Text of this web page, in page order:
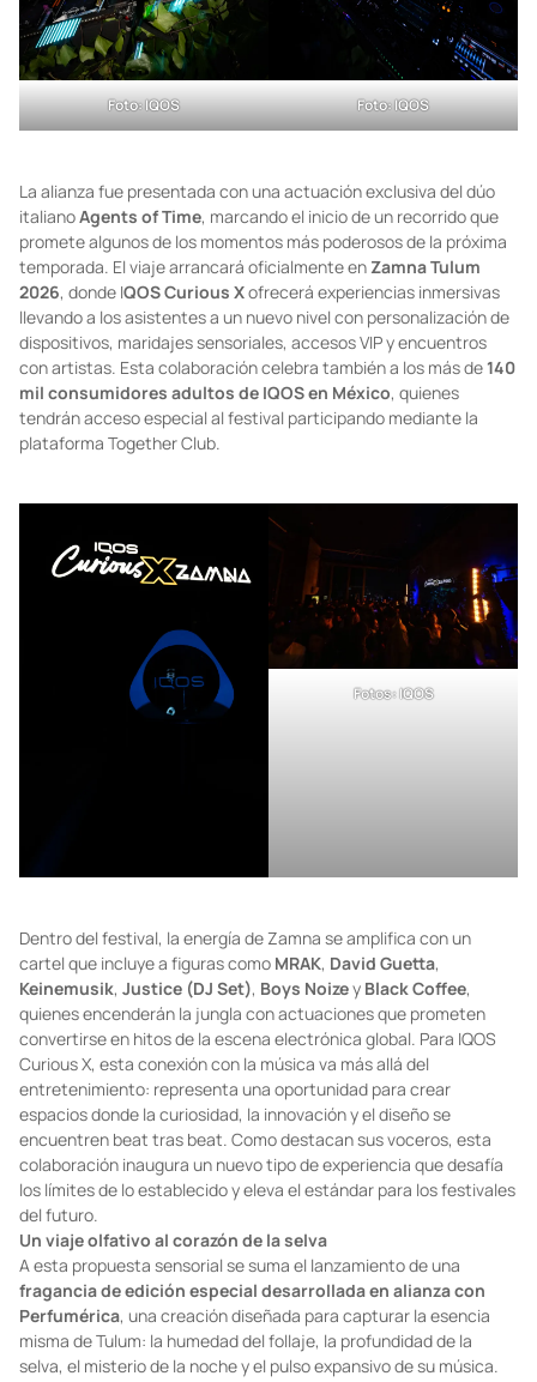
Foto: IQOS Foto: IQOS
La alianza fue presentada con una actuación exclusiva del dúo
italianoAgents of Time, marcando el inicio de un recorrido que
promete algunos de los momentos más poderosos de la próxima
temporada. El viaje arrancará oficialmente en Zamna Tulum
2026, donde IQOS Curious Xofrecerá experiencias inmersivas
llevando a los asistentes a un nuevo nivel con personalización de
dispositivos, maridajes sensoriales, accesos VIP y encuentros
con artistas. Esta colaboración celebra también a los más de140
mil consumidores adultos de IQOS en México, quienes
tendrán acceso especial al festival participando mediante la
plataforma Together Club.
Fotos: IQOS
Dentro del festival, la energía de Zamna se amplifica con un
cartel que incluye a figuras como MRAK, David Guetta,
Keinemusik, Justice (DJ Set), Boys Noizey Black Coffee,
quienes encenderán la jungla con actuaciones que prometen
convertirse en hitos de la escena electrónica global. Para IQOS
Curious X, esta conexión con la música va más allá del
entretenimiento: representa una oportunidad para crear
espacios donde la curiosidad, la innovación y el diseño se
encuentren beat tras beat. Como destacan sus voceros, esta
colaboración inaugura un nuevo tipo de experiencia que desafía
los límites de lo establecido y eleva el estándar para los festivales
del futuro.
Un viaje olfativo al corazón de la selva
A esta propuesta sensorial se suma el lanzamiento de una
fragancia de edición especial desarrollada en alianza con
Perfumérica, una creación diseñada para capturar la esencia
misma de Tulum: la humedad del follaje, la profundidad de la
selva, el misterio de la noche y el pulso expansivo de su música.